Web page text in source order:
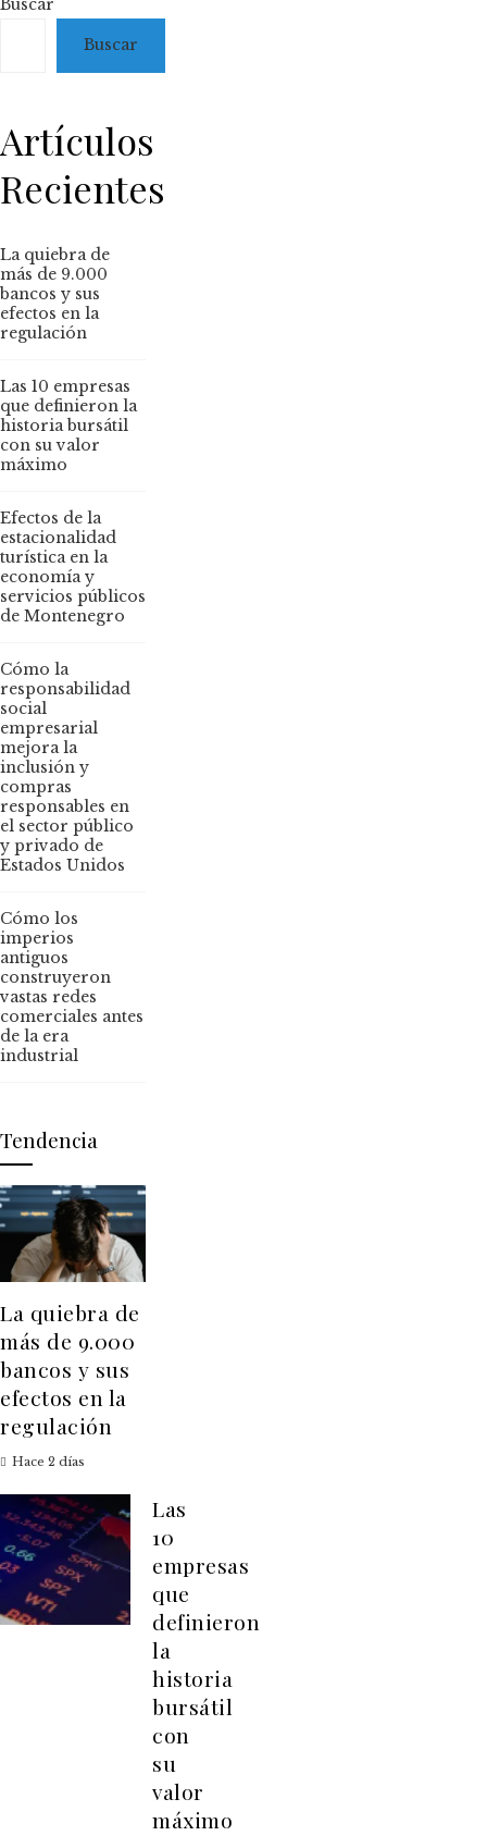
Buscar
Buscar
Artículos
Recientes
La quiebra de
más de 9.000
bancos y sus
efectos en la
regulación
Las 10 empresas
que definieron la
historia bursátil
con su valor
máximo
Efectos de la
estacionalidad
turística en la
economía y
servicios públicos
de Montenegro
Cómo la
responsabilidad
social
empresarial
mejora la
inclusión y
compras
responsables en
el sector público
y privado de
Estados Unidos
Cómo los
imperios
antiguos
construyeron
vastas redes
comerciales antes
de la era
industrial
Tendencia
La quiebra de
más de 9.000
bancos y sus
efectos en la
regulación
Hace 2 días
Las
10
empresas
que
definieron
la
historia
bursátil
con
su
valor
máximo